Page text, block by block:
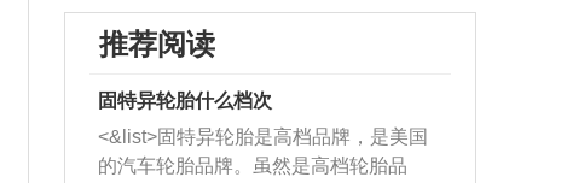
推荐阅读
固特异轮胎什么档次
<&list>固特异轮胎是高档品牌，是美国
的汽车轮胎品牌。虽然是高档轮胎品